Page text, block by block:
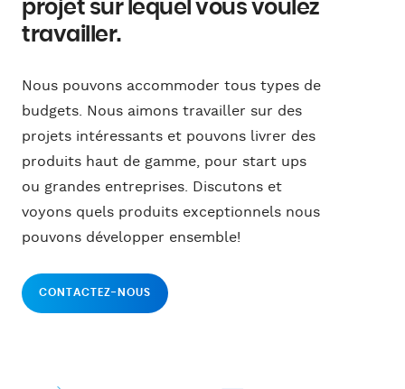
projet sur lequel vous voulez
travailler.
Nous pouvons accommoder tous types de
budgets. Nous aimons travailler sur des
projets intéressants et pouvons livrer des
produits haut de gamme, pour start ups
ou grandes entreprises. Discutons et
voyons quels produits exceptionnels nous
pouvons développer ensemble!
CONTACTEZ-NOUS